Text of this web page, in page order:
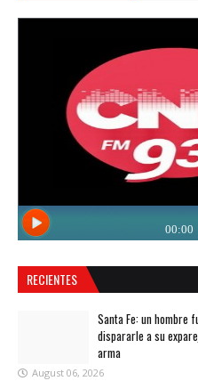
RECIENTES
Santa Fe: un hombre
dispararle a su
arma
August 06, 2026